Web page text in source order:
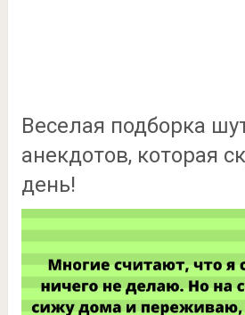
Веселая подборка
анекдотов, которая
день!